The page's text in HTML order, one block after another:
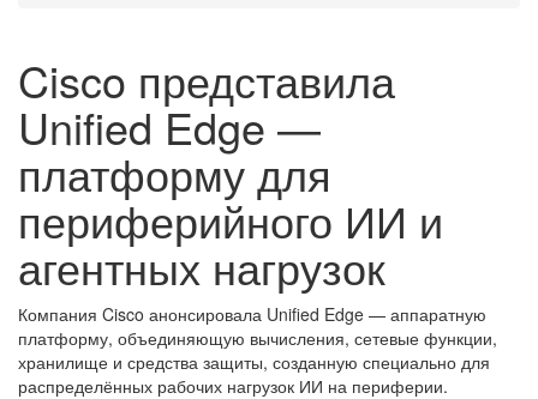
Cisco представила
Unified Edge —
платформу для
периферийного ИИ и
агентных нагрузок
Компания Cisco анонсировала Unified Edge — аппаратную
платформу, объединяющую вычисления, сетевые функции,
хранилище и средства защиты, созданную специально для
распределённых рабочих нагрузок ИИ на периферии.